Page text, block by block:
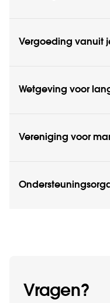
Vergoeding vanuit
Wetgeving voor
Vereniging voor
Vragen?